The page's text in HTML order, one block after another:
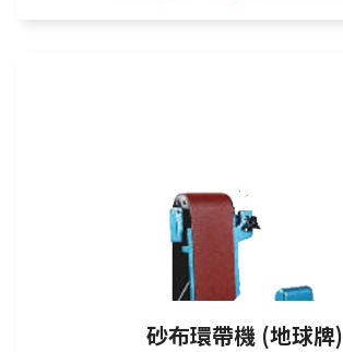
砂布環帶機 (地球牌)